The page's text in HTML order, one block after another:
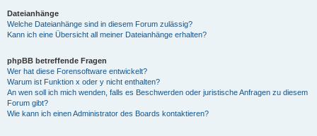
Dateianhänge
Welche Dateianhänge sind in diesem Forum zulässig?
Kann ich eine Übersicht all meiner Dateianhänge erhalten?
phpBB betreffende Fragen
Wer hat diese Forensoftware entwickelt?
Warum ist Funktion x oder y nicht enthalten?
An wen soll ich mich wenden, falls es Beschwerden oder juristische Anfragen zu diesem
Forum gibt?
Wie kann ich einen Administrator des Boards kontaktieren?